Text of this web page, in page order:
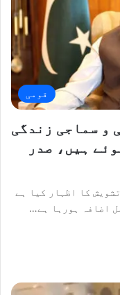
قومی
و سماجی زندگی
ہیں، صدر
کا اظہار کیا ہے
اضافہ ہورہا ہے…